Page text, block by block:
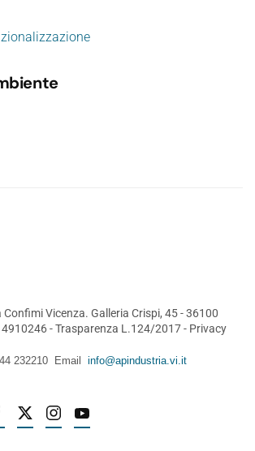
Vicenza. Galleria Crispi, 45 - 36100
-Trasparenza L.124/2017- Privacy
232210 Email info@apindustria.vi.it